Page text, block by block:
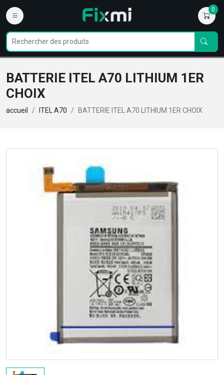
0
BATTERIE ITEL A70 LITHIUM 1ER
CHOIX
accueil ITEL A70 BATTERIE ITEL A70 LITHIUM 1ER CHOIX